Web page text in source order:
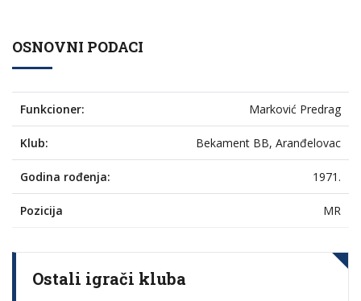
OSNOVNI PODACI
Funkcioner: Marković Predrag
Klub: Bekament BB, Aranđelovac
Godina rođenja: 1971.
Pozicija MR
Ostali igrači kluba